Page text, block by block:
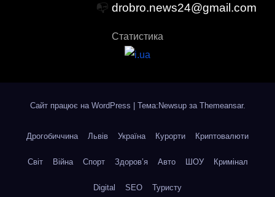
📭 drobro.news24@gmail.com
Статистика
Сайт працює на WordPress Тема:Newsup за Themeansar.
Дрогобиччина Львів Україна Курорти Криптовалюти
Світ Війна Спорт Здоров’я Авто ШОУ Кримінал
Digital SEO Туристу